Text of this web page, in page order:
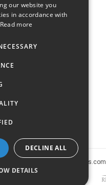
© 2005-2026 europe-mountains.com
our website you
in accordance with
Read more
DECLINE ALL
DETAILS